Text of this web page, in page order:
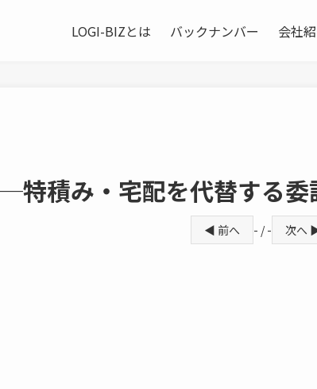
LOGI-BIZとは バックナンバー 会社
積み・宅配を代替する委
◀ 前へ - / - 次へ